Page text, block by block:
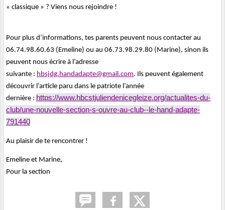
« classique » ? Viens nous rejoindre !
Pour plus d’informations, tes parents peuvent nous contacter au
06.74.98.60.63 (Emeline) ou au 06.73.98.29.80 (Marine), sinon ils
peuvent nous écrire à l’adresse
suivante : hbsjdg.handadapte@gmail.com. Ils peuvent également
découvrir l’article paru dans le patriote l’année
dernière : https://www.hbcstjuliendenicegleize.org/actualites-du-
club/une-nouvelle-section-s-ouvre-au-club--le-hand-adapte-
791440
Au plaisir de te rencontrer !
Emeline et Marine,
Pour la section